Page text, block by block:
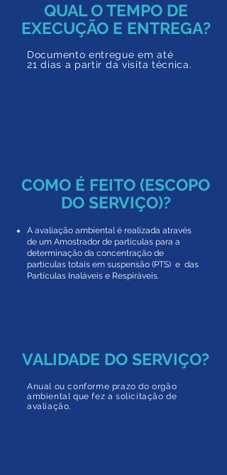
QUAL O TEMPO DE
EXECUÇÃO E ENTREGA?
Documento entregue em até
21 dias a partir da visita técnica.
COMO É FEITO (ESCOPO
DO SERVIÇO)?
A avaliação ambiental é realizada através
de um Amostrador de partículas para a
determinação da concentração de
partículas totais em suspensão (PTS) e das
Partículas Inaláveis e Respiráveis.
VALIDADE DO SERVIÇO?
Anual ou conforme prazo do orgão
ambiental que fez a solicitação de
avaliação.